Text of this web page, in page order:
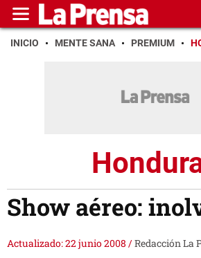
INICIO MENTE SANA PREMIUM
Show aéreo:
Actualizado: 22 junio 2008 /Redacción La